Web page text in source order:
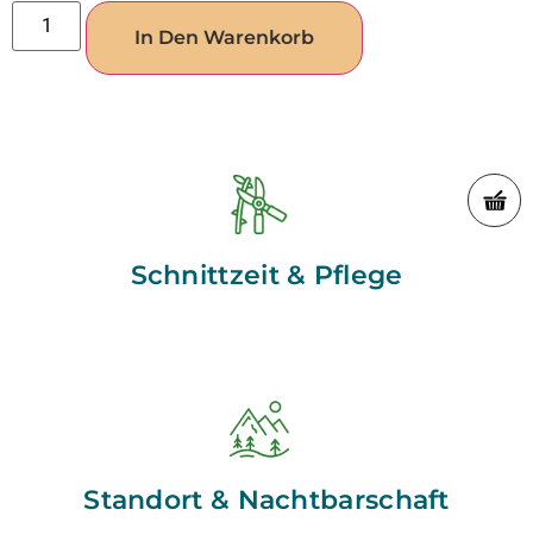
In Den Warenkorb
Schnittzeit & Pflege
Standort & Nachtbarschaft